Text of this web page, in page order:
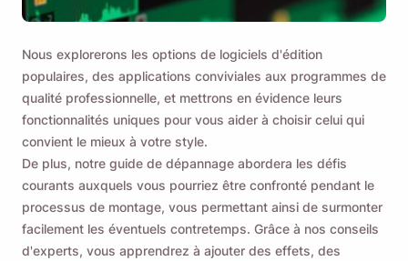
Nous explorerons les options de logiciels d'édition
populaires, des applications conviviales aux programmes de
qualité professionnelle, et mettrons en évidence leurs
fonctionnalités uniques pour vous aider à choisir celui qui
convient le mieux à votre style.
De plus, notre guide de dépannage abordera les défis
courants auxquels vous pourriez être confronté pendant le
processus de montage, vous permettant ainsi de surmonter
facilement les éventuels contretemps. Grâce à nos conseils
d'experts, vous apprendrez à ajouter des effets, des